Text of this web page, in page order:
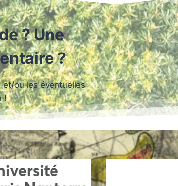
? Une
?
et/ou les éventuelles
!